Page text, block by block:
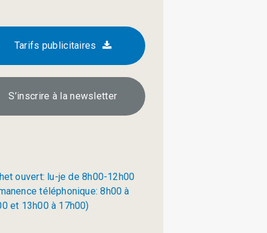
Tarifs publicitaires
S’inscrire à la newsletter
ouvert: lu-je de 8h00-12h00
téléphonique: 8h00 à
et 13h00 à 17h00)